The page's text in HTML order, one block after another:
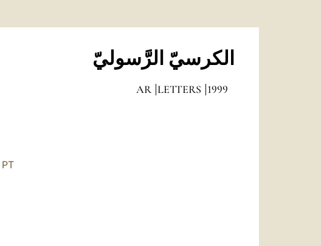
الكرسيّ الرَّسوليّ
AR LETTERS 1999
PT